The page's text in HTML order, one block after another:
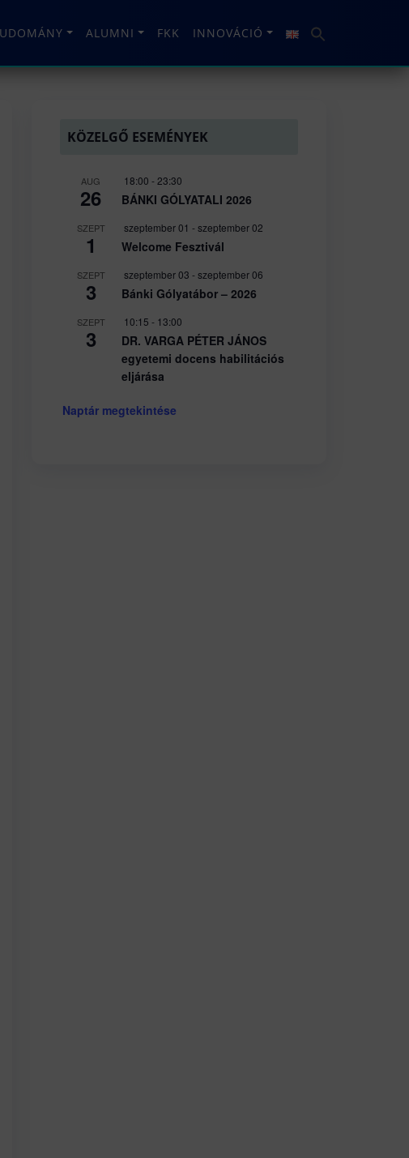
ALUMNI FKK INNOVÁCIÓ
KÖZELGŐ ESEMÉNYEK
AUG
26
18:00 - 23:30
BÁNKI GÓLYATALI 2026
SZEPT
1
szeptember 01 -szeptember 02
Welcome Fesztivál
SZEPT
3
szeptember 03 -szeptember 06
Bánki Gólyatábor – 2026
SZEPT
3
10:15 - 13:00
DR. VARGA PÉTER JÁNOS
egyetemi docens habilitációs
eljárása
Naptár megtekintése